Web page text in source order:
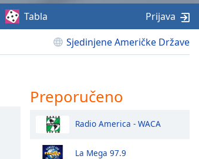
Sjedinjene Američke Države
Tabla Prijava
Preporučeno
Radio America - WACA
La Mega 97.9